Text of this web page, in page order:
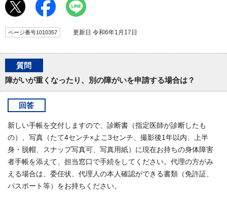
ページ番号1010357 更新日 令和6年1月17日
質問
障がいが重くなったり、別の障がいを申請する場合は？
回答
新しい手帳を交付しますので、診断書（指定医師が診断したも
の）、写真（たて4センチ×よこ3センチ、撮影後1年以内、上半
身・脱帽、スナップ写真可、写真用紙）に現在お持ちの身体障害
者手帳を添えて、担当窓口で手続をしてください。代理の方がみ
える場合は、委任状、代理人の本人確認ができる書類（免許証、
パスポート等）をお持ちください。